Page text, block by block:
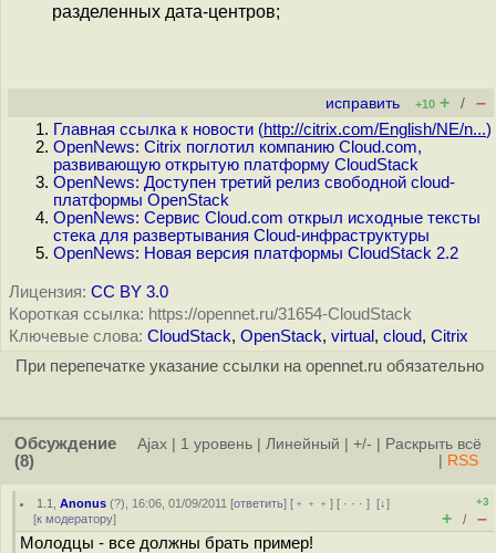
разделенных дата-центров;
исправить +10 + / –
Главная ссылка к новости (http://citrix.com/English/NE/n...)
OpenNews: Citrix поглотил компанию Cloud.com,
развивающую открытую платформу CloudStack
OpenNews: Доступен третий релиз свободной cloud-
платформы OpenStack
OpenNews: Сервис Cloud.com открыл исходные тексты
стека для развертывания Cloud-инфраструктуры
OpenNews: Новая версия платформы CloudStack 2.2
Лицензия: CC BY 3.0
Короткая ссылка: https://opennet.ru/31654-CloudStack
Ключевые слова: CloudStack, OpenStack, virtual , cloud, Citrix
При перепечатке указание ссылки на opennet.ru обязательно
Обсуждение
(8)
Ajax 1 уровень Линейный +/-
Раскрыть всё
RSS
1.1 ,Anonus (?), 16:06, 01/09/2011 [ответить] [ ﹢﹢﹢] [ · · ·][↓]
[к модератору]
+3
+ / –
Молодцы - все должны брать пример!